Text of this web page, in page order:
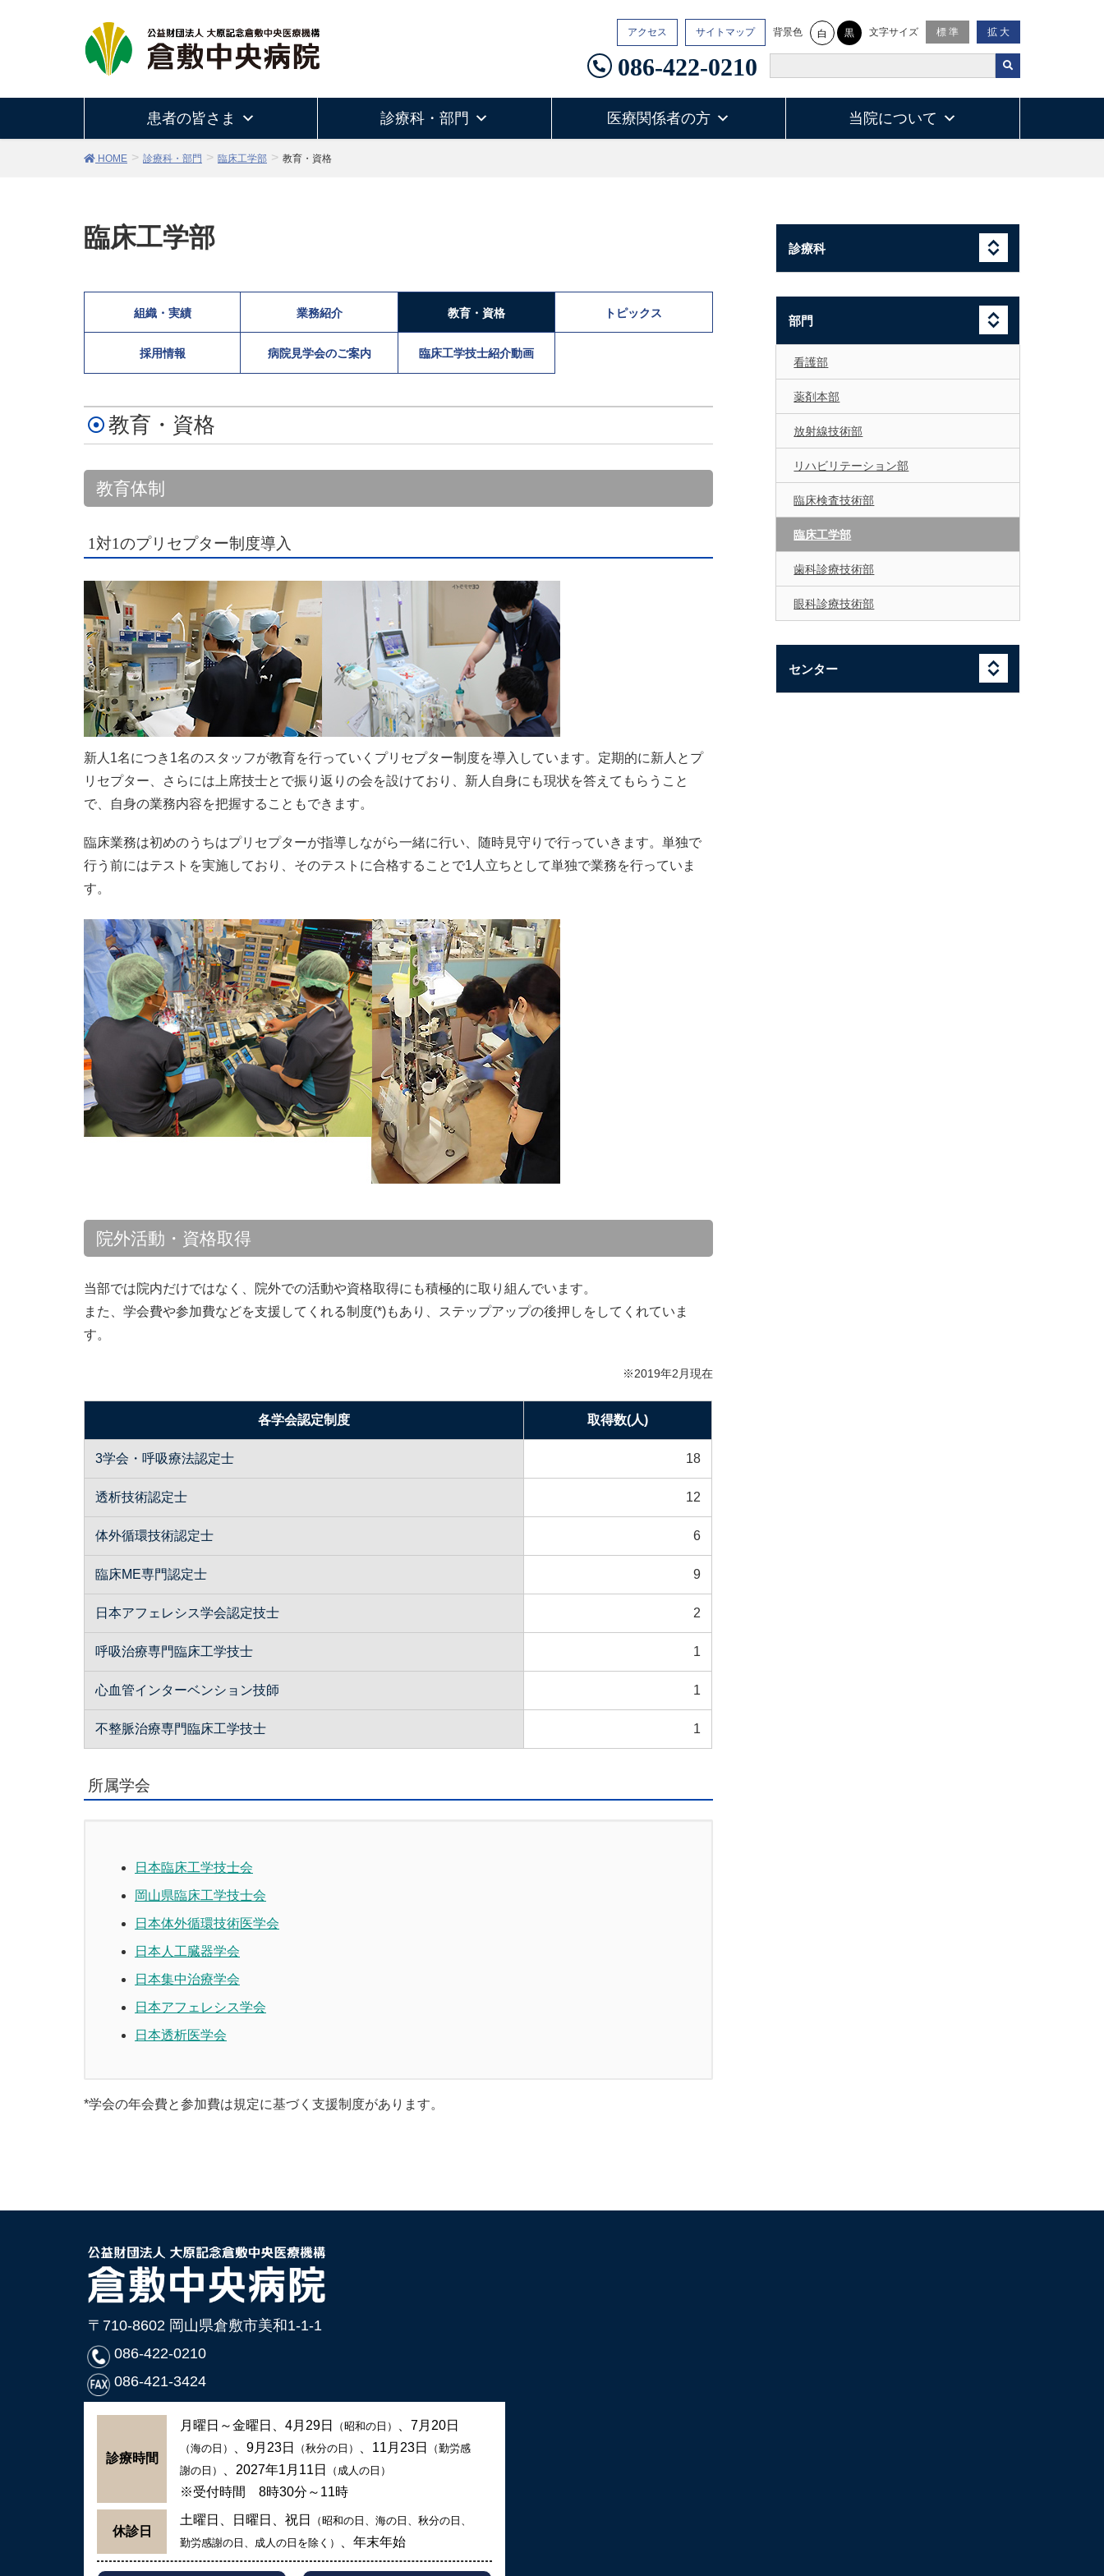
アクセス サイトマップ 背景色 白 黒 文字サイズ 標 準 拡 大
086-422-0210
患者の皆さま 診療科・部門 医療関係者の方 当院について
HOME 診療科・部門 臨床工学部 教育・資格
臨床工学部
組織・実績 業務紹介 教育・資格 トピックス
採用情報 病院見学会のご案内 臨床工学技士紹介動画
教育・資格
教育体制
1対1のプリセプター制度導入
新人1名につき1名のスタッフが教育を行っていくプリセプター制度を導入しています。定期的に新人とプ
リセプター、さらには上席技士とで振り返りの会を設けており、新人自身にも現状を答えてもらうこと
で、自身の業務内容を把握することもできます。
臨床業務は初めのうちはプリセプターが指導しながら一緒に行い、随時見守りで行っていきます。単独で
行う前にはテストを実施しており、そのテストに合格することで1人立ちとして単独で業務を行っていま
す。
院外活動・資格取得
当部では院内だけではなく、院外での活動や資格取得にも積極的に取り組んでいます。
また、学会費や参加費などを支援してくれる制度(*)もあり、ステップアップの後押しをしてくれていま
す。
※2019年2月現在
各学会認定制度 取得数(人)
3学会・呼吸療法認定士 18
透析技術認定士 12
体外循環技術認定士 6
臨床ME専門認定士 9
日本アフェレシス学会認定技士 2
呼吸治療専門臨床工学技士 1
心血管インターベンション技師 1
不整脈治療専門臨床工学技士 1
所属学会
日本臨床工学技士会
岡山県臨床工学技士会
日本体外循環技術医学会
日本人工臓器学会
日本集中治療学会
日本アフェレシス学会
日本透析医学会
*学会の年会費と参加費は規定に基づく支援制度があります。
診療科
部門
看護部
薬剤本部
放射線技術部
リハビリテーション部
臨床検査技術部
臨床工学部
歯科診療技術部
眼科診療技術部
センター
〒710-8602 岡山県倉敷市美和1-1-1
086-422-0210
086-421-3424
診療時間
月曜日～金曜日、4月29日 （昭和の日） 、7月20日
（海の日） 、9月23日 （秋分の日） 、11月23日
（勤労感
謝の日）
、2027年1月11日 （成人の日）
※受付時間 8時30分～11時
休診日
土曜日、日曜日、祝日
（昭和の日、海の日、秋分の日、
勤労感謝の日、成人の日を除く）
、年末年始